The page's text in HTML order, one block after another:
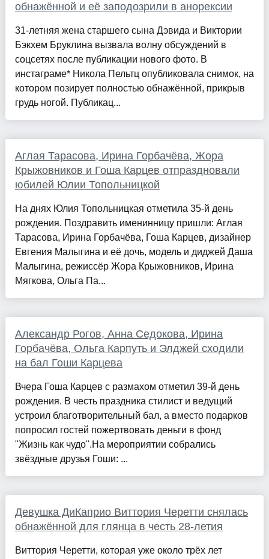
обнажённой и её заподозрили в анорексии
31-летняя жена старшего сына Дэвида и Виктории
Бэкхем Бруклина вызвала волну обсуждений в
соцсетях после публикации нового фото. В
инстаграме* Никола Пельтц опубликовала снимок, на
котором позирует полностью обнажённой, прикрыв
грудь ногой. Публикац...
Аглая Тарасова, Ирина Горбачёва, Жора
Крыжовников и Гоша Карцев отпраздновали
юбилей Юлии Топольницкой
На днях Юлия Топольницкая отметила 35-й день
рождения. Поздравить именинницу пришли: Аглая
Тарасова, Ирина Горбачёва, Гоша Карцев, дизайнер
Евгения Малыгина и её дочь, модель и диджей Даша
Малыгина, режиссёр Жора Крыжовников, Ирина
Мягкова, Ольга Па...
Александр Рогов, Анна Седокова, Ирина
Горбачёва, Ольга Карпуть и Элджей сходили
на бал Гоши Карцева
Вчера Гоша Карцев с размахом отметил 39-й день
рождения. В честь праздника стилист и ведущий
устроил благотворительный бал, а вместо подарков
попросил гостей пожертвовать деньги в фонд
"Жизнь как чудо".На мероприятии собрались
звёздные друзья Гоши: ...
Девушка ДиКаприо Виттория Черетти снялась
обнажённой для глянца в честь 28-летия
Виттория Черетти, которая уже около трёх лет